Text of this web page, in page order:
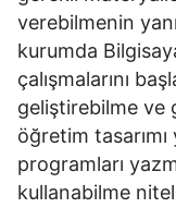
verebilmenin
kurumda
çalışmalarını
geliştirebilme ve
öğretim
programları
kullanabilme